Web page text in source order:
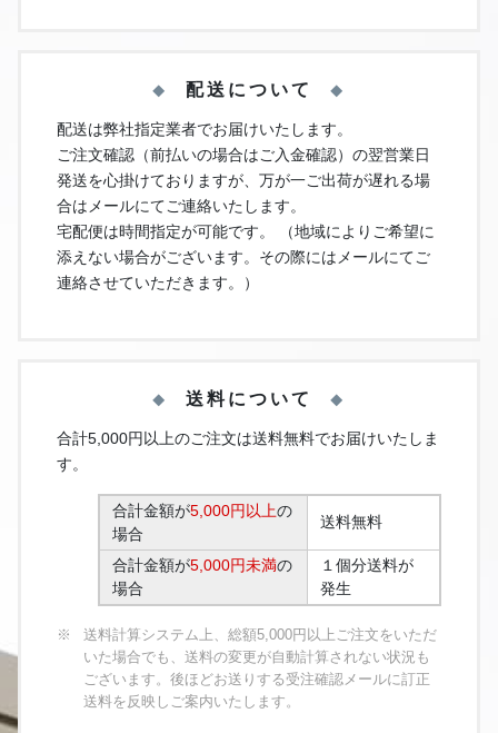
配送について
配送は弊社指定業者でお届けいたします。
ご注文確認（前払いの場合はご入金確認）の翌営業日
発送を心掛けておりますが、万が一ご出荷が遅れる場
合はメールにてご連絡いたします。
宅配便は時間指定が可能です。 （地域によりご希望に
添えない場合がございます。その際にはメールにてご
連絡させていただきます。）
送料について
合計5,000円以上のご注文は送料無料でお届けいたしま
す。
合計金額が5,000円以上の
場合
送料無料
合計金額が5,000円未満の
場合
１個分送料が
発生
送料計算システム上、総額5,000円以上ご注文をいただ
いた場合でも、送料の変更が自動計算されない状況も
ございます。後ほどお送りする受注確認メールに訂正
送料を反映しご案内いたします。